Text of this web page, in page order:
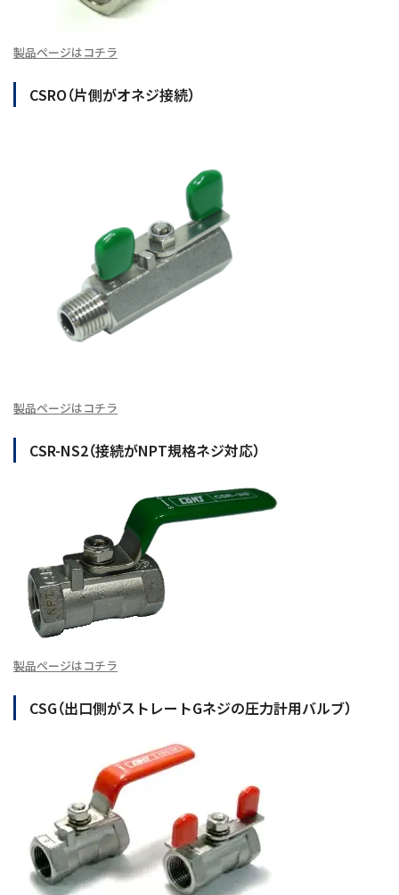
製品ページはコチラ
CSRO（片側がオネジ接続）
製品ページはコチラ
CSR-NS2（接続がNPT規格ネジ対応）
製品ページはコチラ
CSG（出口側がストレートGネジの圧力計用バルブ）